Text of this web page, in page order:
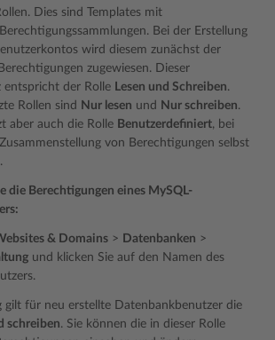
Dies sind Templates mit
Bei der Erstellung
wird diesem zunächst der
zugewiesen. Dieser
entspricht der Rolle Lesen und Schreiben.
Rollen sind
Nur lesen und Nur schreiben.
aber auch die Rolle Benutzerdefiniert, bei
von Berechtigungen selbst
die Berechtigungen eines MySQL-
& Domains > Datenbanken >
und klicken Sie auf den Namen des
gilt für neu erstellte Datenbankbenutzer die
schreiben. Sie können die in dieser Rolle